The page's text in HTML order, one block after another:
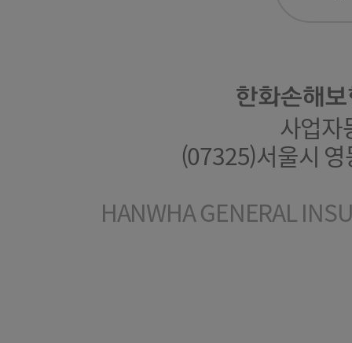
한화손해
사업
(07325)서울시
HANWHA GENERAL